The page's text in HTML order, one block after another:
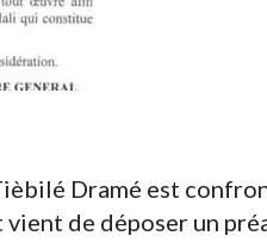
Dramé est
de déposer un